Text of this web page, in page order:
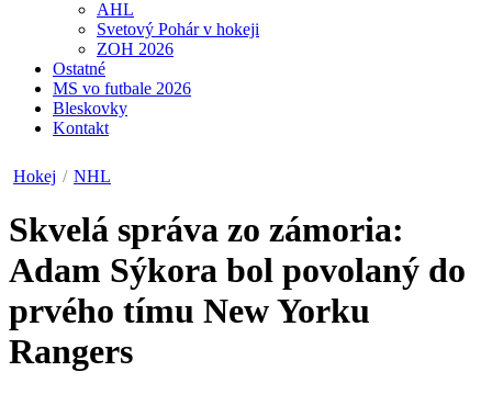
AHL
Svetový Pohár v hokeji
ZOH 2026
Ostatné
MS vo futbale 2026
Bleskovky
Kontakt
Hokej / NHL
Skvelá správa zo zámoria:
Adam Sýkora bol povolaný do
prvého tímu New Yorku
Rangers